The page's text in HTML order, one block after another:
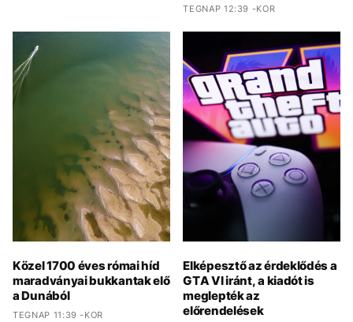
TEGNAP 12:39 -KOR
Közel 1700 éves római híd
maradványai bukkantak elő
a Dunából
TEGNAP 11:39 -KOR
Elképesztő az érdeklődés a
GTA VI iránt, a kiadót is
meglepték az
előrendelések